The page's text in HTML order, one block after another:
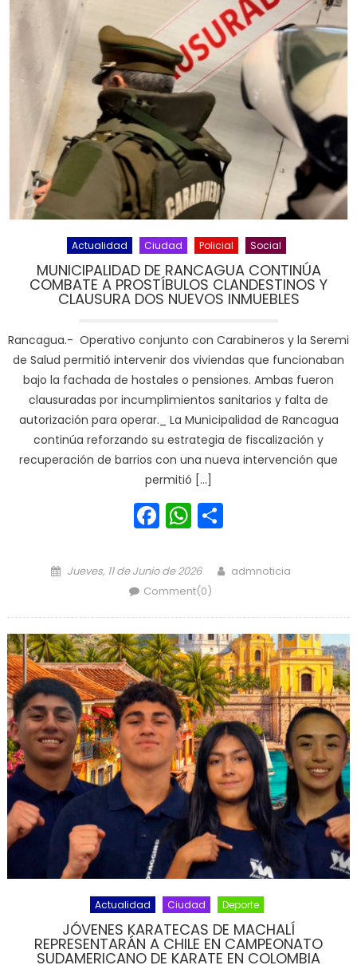
Actualidad Ciudad Policial Social
MUNICIPALIDAD DE RANCAGUA CONTINÚA
COMBATE A PROSTÍBULOS CLANDESTINOS Y
CLAUSURA DOS NUEVOS INMUEBLES
Rancagua.- Operativo conjunto con Carabineros y la Seremi
de Salud permitió intervenir dos viviendas que funcionaban
bajo la fachada de hostales o pensiones. Ambas fueron
clausuradas por incumplimientos sanitarios y falta de
autorización para operar._ La Municipalidad de Rancagua
continúa reforzando su estrategia de fiscalización y
recuperación de barrios con una nueva intervención que
permitió […]
Facebook
WhatsApp
Posted on
Jueves, 11 de Junio de 2026 Author
admnoticia
Comment(0)
Actualidad Ciudad Deporte
JÓVENES KARATECAS DE MACHALÍ
REPRESENTARÁN A CHILE EN CAMPEONATO
SUDAMERICANO DE KARATE EN COLOMBIA